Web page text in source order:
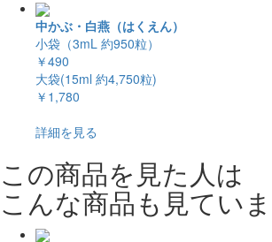
中かぶ・白燕（はくえん）
小袋（3mL 約950粒）
￥490
大袋(15ml 約4,750粒)
￥1,780
詳細を見る
この商品を見た人は
こんな商品も見てい